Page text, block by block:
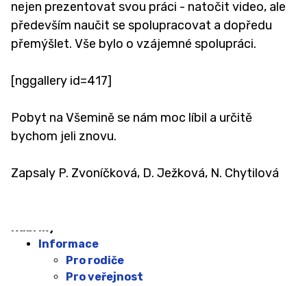
nejen prezentovat svou práci - natočit video, ale
především naučit se spolupracovat a dopředu
přemýšlet. Vše bylo o vzájemné spolupráci.
[nggallery id=417]
Pobyt na Všemině se nám moc líbil a určitě
bychom jeli znovu.
Zapsaly P. Zvoníčková, D. Ježková, N. Chytilová
Informace
Pro rodiče
Pro veřejnost